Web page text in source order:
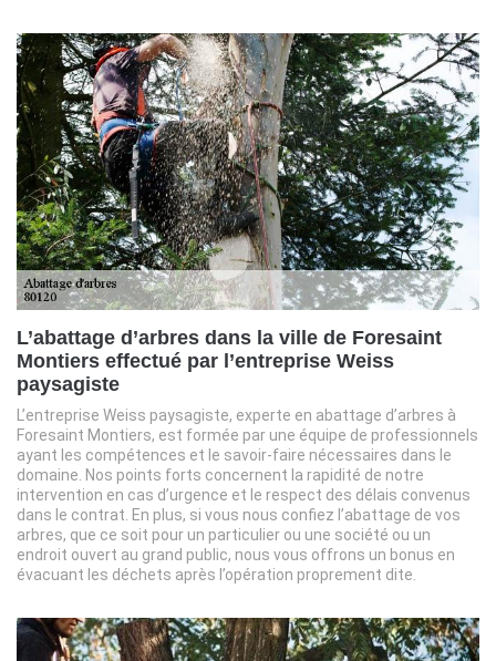
L’abattage d’arbres dans la ville de Foresaint
Montiers effectué par l’entreprise Weiss
paysagiste
L’entreprise Weiss paysagiste, experte en abattage d’arbres à
Foresaint Montiers, est formée par une équipe de professionnels
ayant les compétences et le savoir-faire nécessaires dans le
domaine. Nos points forts concernent la rapidité de notre
intervention en cas d’urgence et le respect des délais convenus
dans le contrat. En plus, si vous nous confiez l’abattage de vos
arbres, que ce soit pour un particulier ou une société ou un
endroit ouvert au grand public, nous vous offrons un bonus en
évacuant les déchets après l’opération proprement dite.